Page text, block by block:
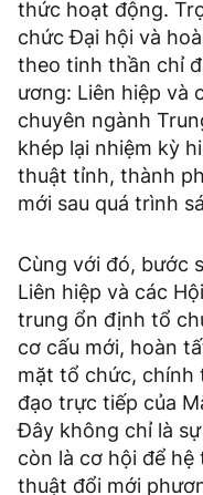
thức hoạt động.
chức Đại hội và
theo tinh thần chỉ
ương: Liên hiệp và
chuyên ngành
khép lại nhiệm kỳ
thuật tỉnh, thành
mới sau quá trình
Cùng với đó, bước
Liên hiệp và các
trung ổn định tổ
cơ cấu mới, hoàn
mặt tổ chức, chính
đạo trực tiếp của
Đây không chỉ là
còn là cơ hội để
thuật đổi mới